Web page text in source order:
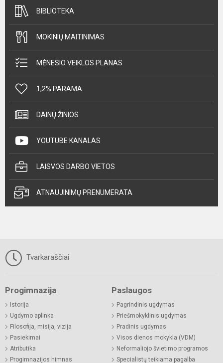
BIBLIOTEKA
MOKINIŲ MAITINIMAS
MĖNESIO VEIKLOS PLANAS
1,2% PARAMA
DAINŲ ŽINIOS
YOUTUBE KANALAS
LAISVOS DARBO VIETOS
ATNAUJINIMŲ PRENUMERATA
Tvarkaraščiai
Progimnazija
Istorija
Ugdymo aplinka
Filosofija, misija, vizija
Pasiekimai
Atributika
Progimnazijos himnas
Paslaugos
Pagrindinis ugdymas
Priešmokyklinis ugdymas
Pradinis ugdymas
Visos dienos mokykla (VDM)
Neformaliojo švietimo programos
Specialistų teikiama pagalba